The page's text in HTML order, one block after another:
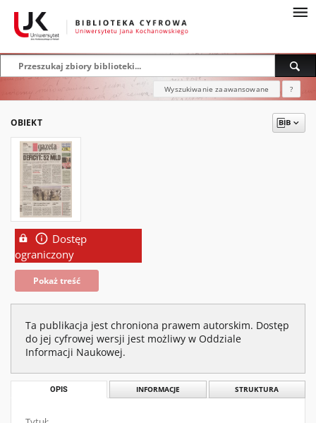
Wyszukiwanie zaawansowane ?
OBIEKT
Dostęp
ograniczony
Pokaż treść
Ta publikacja jest chroniona prawem autorskim. Dostęp
do jej cyfrowej wersji jest możliwy w Oddziale
Informacji Naukowej.
OPIS INFORMACJE STRUKTURA